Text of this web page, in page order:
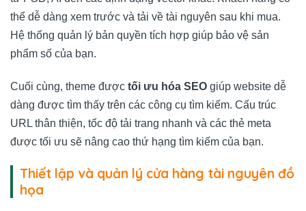
thể dễ dàng xem trước và tải về tài nguyên sau khi mua.
Hệ thống quản lý bản quyền tích hợp giúp bảo vệ sản
phẩm số của bạn.
Cuối cùng, theme được tối ưu hóa SEO giúp website dễ
dàng được tìm thấy trên các công cụ tìm kiếm. Cấu trúc
URL thân thiện, tốc độ tải trang nhanh và các thẻ meta
được tối ưu sẽ nâng cao thứ hạng tìm kiếm của bạn.
Thiết lập và quản lý cửa hàng tài nguyên đồ
họa